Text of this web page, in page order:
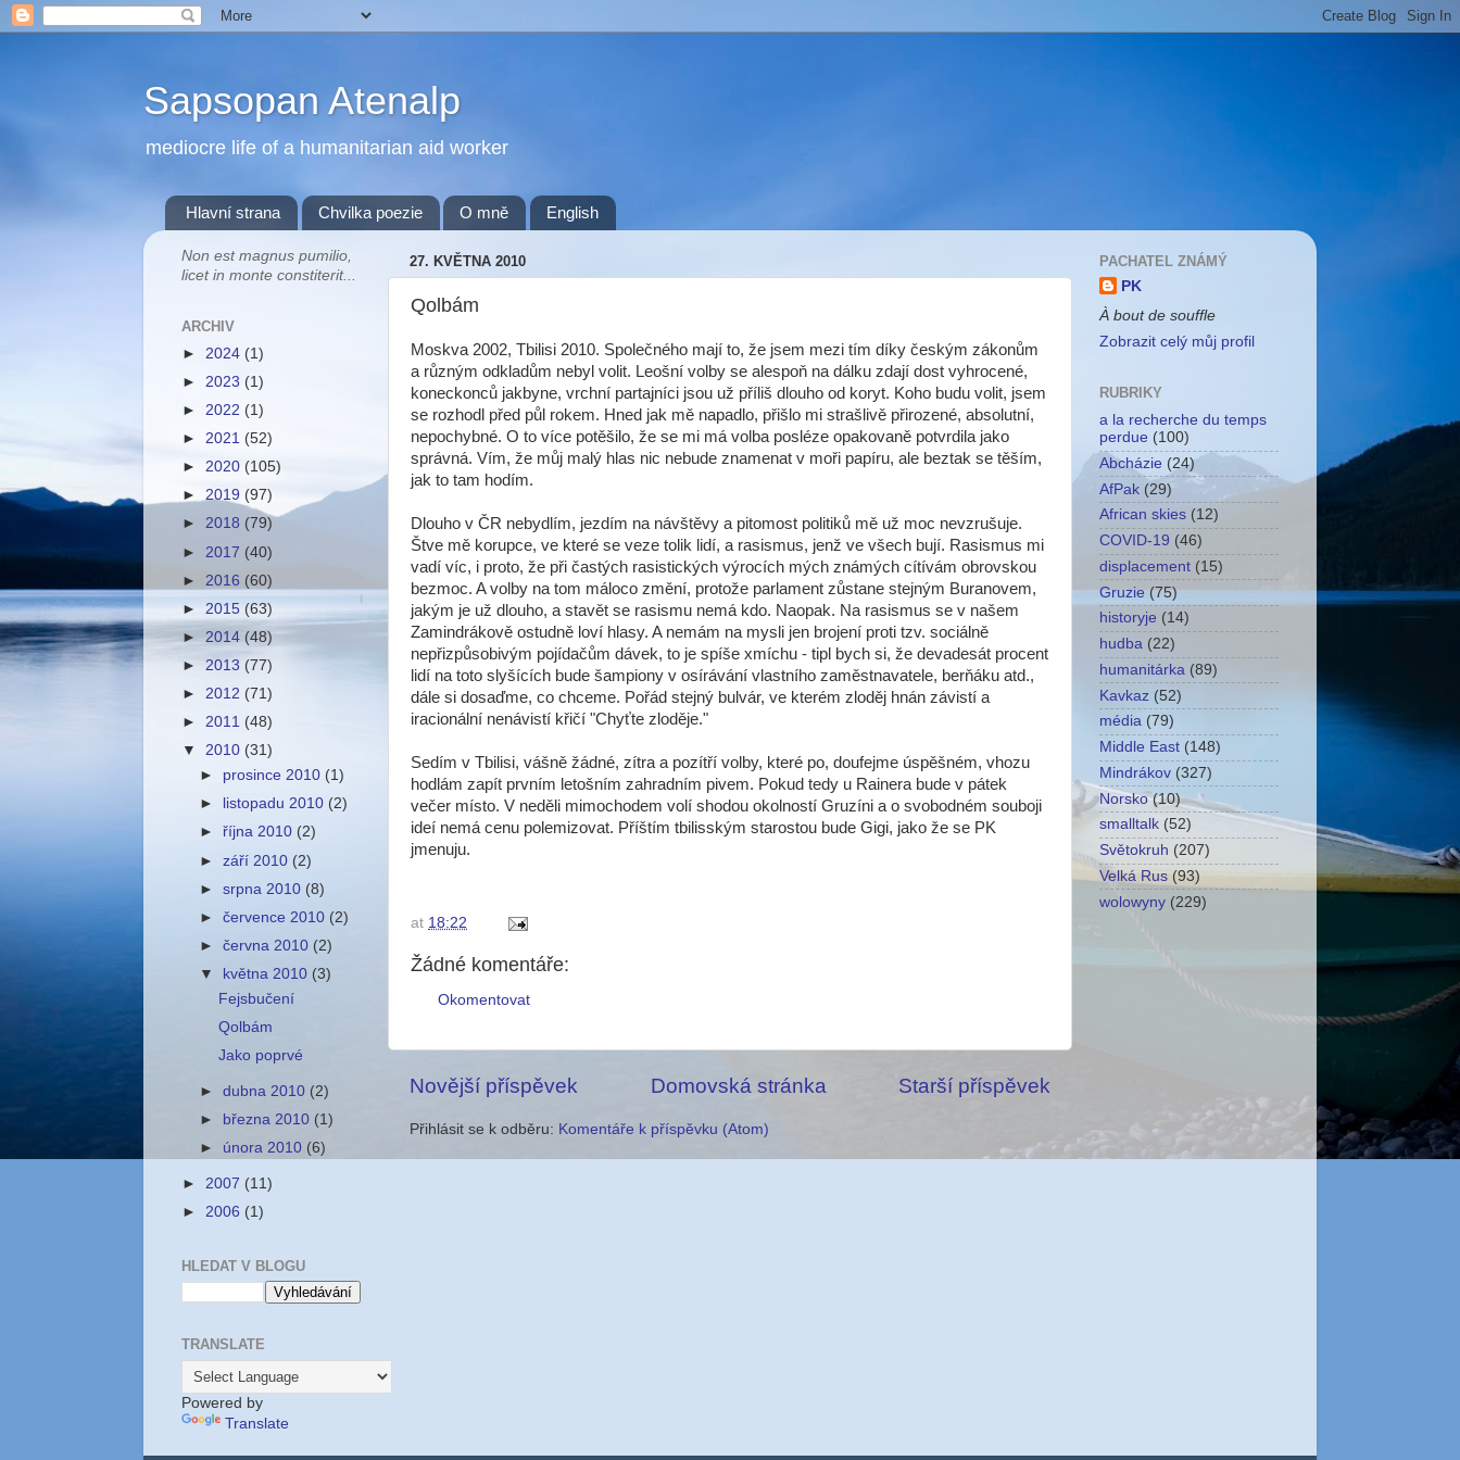
Sapsopan Atenalp
mediocre life of a humanitarian aid worker
Hlavní strana Chvilka poezie O mně English
27. KVĚTNA 2010
Qolbám
Moskva 2002, Tbilisi 2010. Společného mají to, že jsem mezi tím díky českým zákonům
a různým odkladům nebyl volit. Leošní volby se alespoň na dálku zdají dost vyhrocené,
koneckonců jakbyne, vrchní partajníci jsou už příliš dlouho od koryt. Koho budu volit, jsem
se rozhodl před půl rokem. Hned jak mě napadlo, přišlo mi strašlivě přirozené, absolutní,
nepochybné. O to více potěšilo, že se mi má volba posléze opakovaně potvrdila jako
správná. Vím, že můj malý hlas nic nebude znamenat v moři papíru, ale beztak se těším,
jak to tam hodím.
Dlouho v ČR nebydlím, jezdím na návštěvy a pitomost politiků mě už moc nevzrušuje.
Štve mě korupce, ve které se veze tolik lidí, a rasismus, jenž ve všech bují. Rasismus mi
vadí víc, i proto, že při častých rasistických výrocích mých známých cítívám obrovskou
bezmoc. A volby na tom máloco změní, protože parlament zůstane stejným Buranovem,
jakým je už dlouho, a stavět se rasismu nemá kdo. Naopak. Na rasismus se v našem
Zamindrákově ostudně loví hlasy. A nemám na mysli jen brojení proti tzv. sociálně
nepřizpůsobivým pojídačům dávek, to je spíše xmíchu - tipl bych si, že devadesát procent
lidí na toto slyšících bude šampiony v osírávání vlastního zaměstnavatele, berňáku atd.,
dále si dosaďme, co chceme. Pořád stejný bulvár, ve kterém zloděj hnán závistí a
iracionální nenávistí křičí "Chyťte zloděje."
Sedím v Tbilisi, vášně žádné, zítra a pozítří volby, které po, doufejme úspěšném, vhozu
hodlám zapít prvním letošním zahradním pivem. Pokud tedy u Rainera bude v pátek
večer místo. V neděli mimochodem volí shodou okolností Gruzíni a o svobodném souboji
ideí nemá cenu polemizovat. Příštím tbilisským starostou bude Gigi, jako že se PK
jmenuju.
at 18:22
Žádné komentáře:
Okomentovat
Novější příspěvek Starší příspěvek
Domovská stránka
Přihlásit se k odběru: Komentáře k příspěvku (Atom)
Non est magnus pumilio,
licet in monte constiterit...
ARCHIV
► 2024 (1)
► 2023 (1)
► 2022 (1)
► 2021 (52)
► 2020 (105)
► 2019 (97)
► 2018 (79)
► 2017 (40)
► 2016 (60)
► 2015 (63)
► 2014 (48)
► 2013 (77)
► 2012 (71)
► 2011 (48)
▼ 2010 (31)
► prosince 2010 (1)
►
listopadu 2010 (2)
►října 2010 (2)
►září 2010 (2)
►srpna 2010 (8)
►července 2010 (2)
►června 2010 (2)
▼
května 2010 (3)
Fejsbučení
Qolbám
Jako poprvé
►dubna 2010 (2)
►
března 2010 (1)
► února 2010 (6)
► 2007 (11)
► 2006 (1)
HLEDAT V BLOGU
TRANSLATE
Powered by
Translate
PACHATEL ZNÁMÝ
PK
À bout de souffle
Zobrazit celý můj profil
RUBRIKY
a la recherche du temps
perdue (100)
Abcházie (24)
AfPak (29)
African skies (12)
COVID-19 (46)
displacement (15)
Gruzie (75)
historyje (14)
hudba (22)
humanitárka (89)
Kavkaz (52)
média (79)
Middle East (148)
Mindrákov (327)
Norsko (10)
smalltalk (52)
Světokruh (207)
Velká Rus (93)
wolowyny (229)